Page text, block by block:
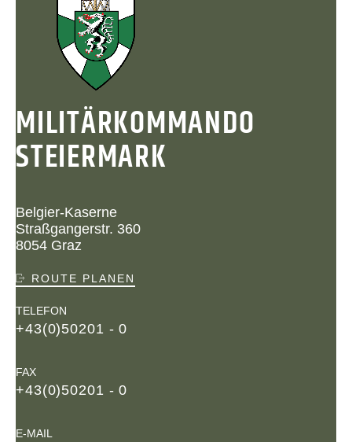
MILITÄRKOMMANDO
STEIERMARK
Belgier-Kaserne
Straßgangerstr. 360
8054 Graz
ROUTE PLANEN
TELEFON
+43(0)50201 - 0
FAX
+43(0)50201 - 0
E-MAIL